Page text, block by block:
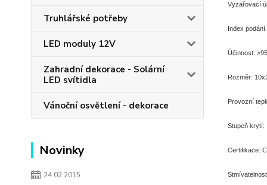
Truhlářské potřeby
LED moduly 12V
Zahradní dekorace - Solární
LED svítidla
Vánoční osvětlení - dekorace
Novinky
24.02.2015
Vyzařovací
Index
Účinnost:
Rozměr:
Provozní
Stupeň krytí:
Certifikace: